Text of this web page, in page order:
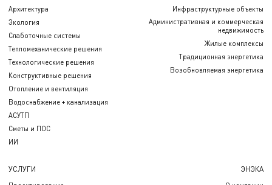
Архитектура
Экология
Слаботочные системы
Тепломеханические решения
Технологические решения
Конструктивные решения
Отопление и вентиляция
Водоснабжение + канализация
АСУТП
Сметы и ПОС
ИИ
Инфраструктурные объекты
Административная и коммерческая
недвижимость
Жилые комплексы
Традиционная энергетика
Возобновляемая энергетика
УСЛУГИ ЭНЭКА